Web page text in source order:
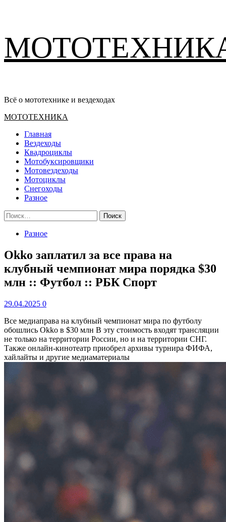
содержимому
Всё о мототехнике и вездеходах
Основное
МОТОТЕХНИКА
Главная
Вездеходы
Квадроциклы
Мотобуксировщики
Мотовездеходы
Мотоциклы
Снегоходы
Разное
Найти:
Разное
Okko заплатил за все права на
клубный чемпионат мира порядка $30
млн :: Футбол :: РБК Спорт
29.04.2025 0
Все медиаправа на клубный чемпионат мира по футболу
обошлись Okko в $30 млн В эту стоимость входят трансляции
не только на территории России, но и на территории СНГ.
Также онлайн-кинотеатр приобрел архивы турнира ФИФА,
хайлайты и другие медиаматериалы